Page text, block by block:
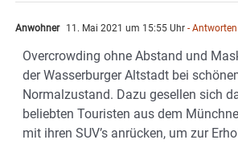
Anwohner 11. Mai 2021 um 15:55 Uhr - Antworten
Overcrowding ohne Abstand und
der Wasserburger Altstadt bei
Normalzustand. Dazu gesellen sich
beliebten Touristen aus dem
mit ihren SUV’s anrücken, um zur